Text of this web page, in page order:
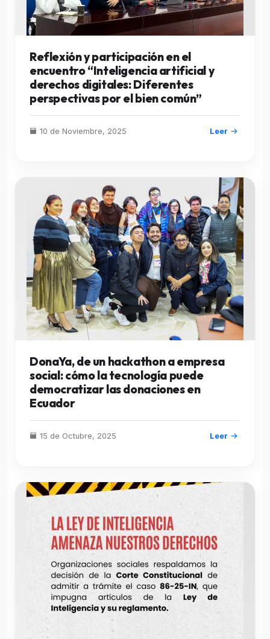
Reflexión y participación en el
encuentro “Inteligencia artificial y
derechos digitales: Diferentes
perspectivas por el bien común”
10 de Noviembre, 2025 Leer
DonaYa, de un hackathon a empresa
social: cómo la tecnología puede
democratizar las donaciones en
Ecuador
15 de Octubre, 2025 Leer